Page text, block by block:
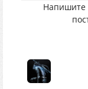
Напишите